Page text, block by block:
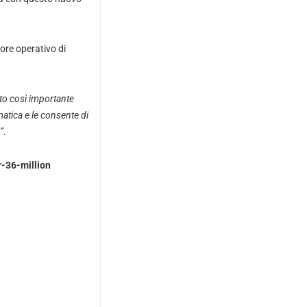
operativo di
così importante
e le consente di
.
36-million